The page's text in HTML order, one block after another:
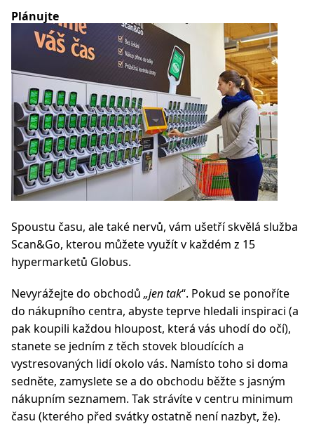
Plánujte
Spoustu času, ale také nervů, vám ušetří skvělá služba
Scan&Go, kterou můžete využít v každém z 15
hypermarketů Globus.
Nevyrážejte do obchodů „jen tak“. Pokud se ponoříte
do nákupního centra, abyste teprve hledali inspiraci (a
pak koupili každou hloupost, která vás uhodí do očí),
stanete se jedním z těch stovek bloudících a
vystresovaných lidí okolo vás. Namísto toho si doma
sedněte, zamyslete se a do obchodu běžte s jasným
nákupním seznamem. Tak strávíte v centru minimum
času (kterého před svátky ostatně není nazbyt, že).